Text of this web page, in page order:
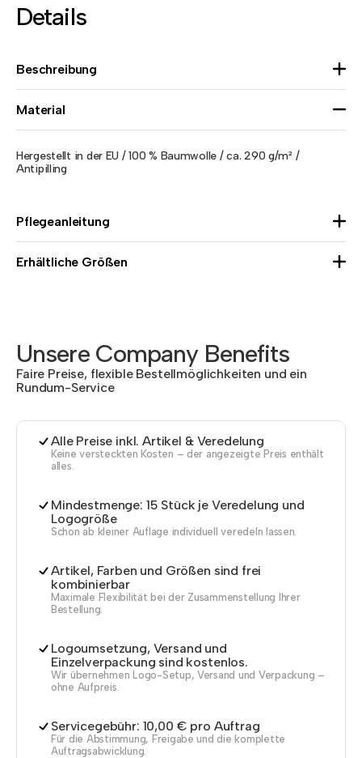
Details
Beschreibung
Material
Hergestellt in der EU / 100 % Baumwolle / ca. 290 g/m² /
Antipilling
Pflegeanleitung
Erhältliche Größen
Unsere Company Benefits
Faire Preise, flexible Bestellmöglichkeiten und ein
Rundum-Service
Alle Preise inkl. Artikel & Veredelung
Keine versteckten Kosten – der angezeigte Preis enthält
alles.
Mindestmenge: 15 Stück je Veredelung und
Logogröße
Schon ab kleiner Auflage individuell veredeln lassen.
Artikel, Farben und Größen sind frei
kombinierbar
Maximale Flexibilität bei der Zusammenstellung Ihrer
Bestellung.
Logoumsetzung, Versand und
Einzelverpackung sind kostenlos.
Wir übernehmen Logo-Setup, Versand und Verpackung –
ohne Aufpreis.
Servicegebühr: 10,00 € pro Auftrag
Für die Abstimmung, Freigabe und die komplette
Auftragsabwicklung.